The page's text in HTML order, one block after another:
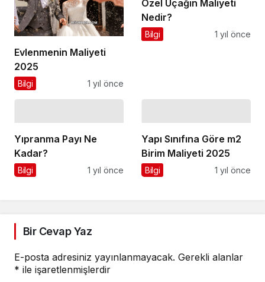
Evlenmenin Maliyeti
2025
Bilgi 1 yıl önce
Özel Uçağın Maliyeti
Nedir?
Bilgi 1 yıl önce
Yıpranma Payı Ne
Kadar?
Bilgi 1 yıl önce
Yapı Sınıfına Göre m2
Birim Maliyeti 2025
Bilgi 1 yıl önce
Bir Cevap Yaz
E-posta adresiniz yayınlanmayacak. Gerekli alanlar
* ile işaretlenmişlerdir